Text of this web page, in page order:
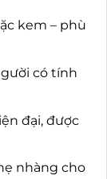
kem – phù
có tính
đại, được
nhàng cho